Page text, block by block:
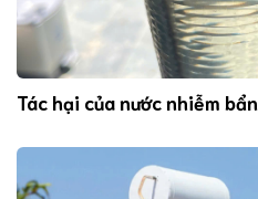
Tác hại của nước nhiễm bẩn